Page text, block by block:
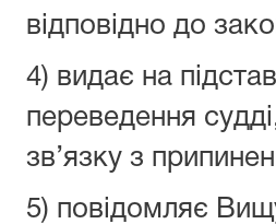
відповідно до
4) видає на
переведення
зв’язку з
5) повідомляє